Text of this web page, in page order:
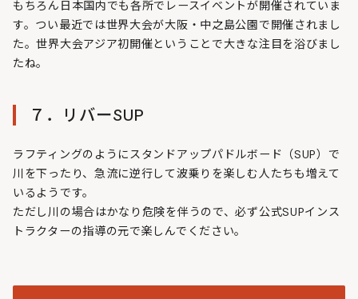
もちろん日本国内でも各所でレースイベントが開催されていま
す。つい最近では世界大会が大阪・中之島公園で開催されまし
た。世界大会アジア初開催ということで大きな注目を浴びまし
たね。
７．リバーSUP
ラフティングのようにスタンドアップパドルボード（SUP）で
川を下ったり、急流に逆行して波乗りを楽しむ人たちも増えて
いるようです。
ただし川の場合はかなり危険を伴うので、必ず公式SUPインス
トラクターの指導の元で楽しんでください。